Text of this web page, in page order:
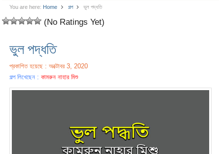
You are here: Home গল্প ভুল পদ্ধতি
(No Ratings Yet)
ভুল পদ্ধতি
প্রকাশিত হয়েছে : অক্টোবর 3, 2020
গল্প লিখেছেন :কামরুন নাহার মিশু